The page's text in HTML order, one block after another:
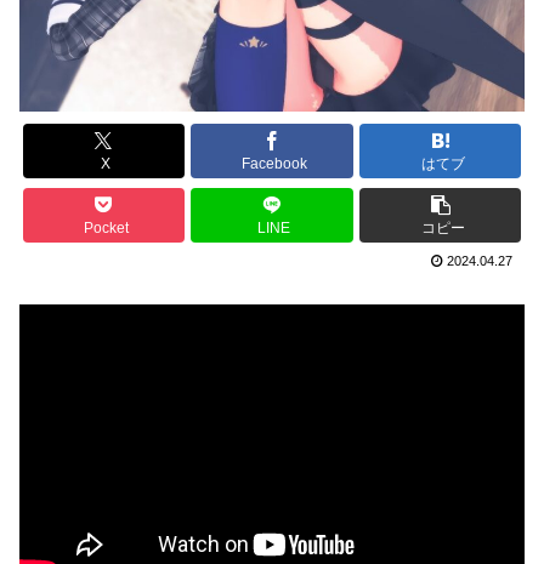
X Facebook はてブ
Pocket LINE コピー
2024.04.27